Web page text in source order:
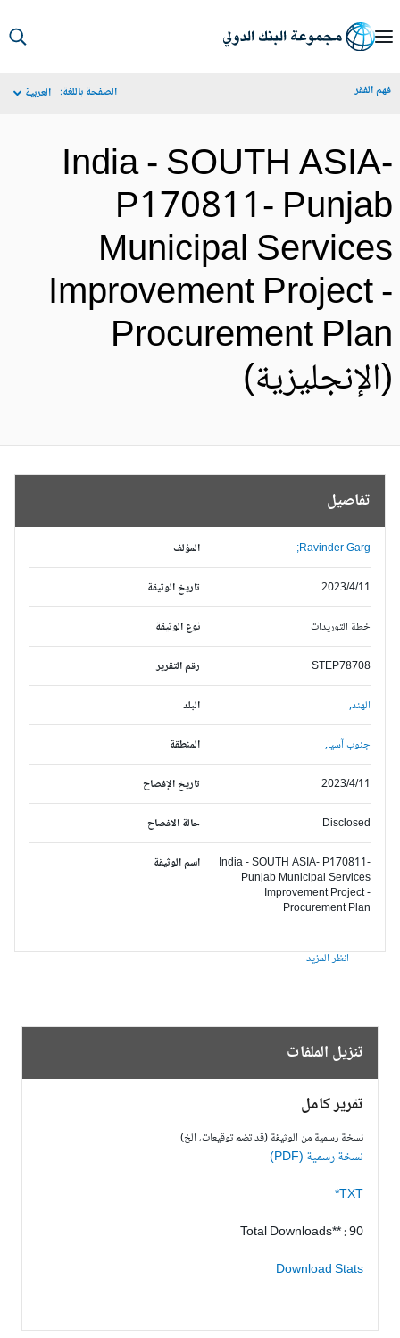
الفقر الصفحة باللغة: العربية
India - SOUTH
P170811-
Municipal
Improvement Project
Procurement
تفاصيل
المؤلف Ravinder Garg;
تاريخ الوثيقة 2023/4/11
نوع الوثيقة خطة التوريدات
رقم التقرير STEP78708
البلد الهند,
المنطقة جنوب آسيا,
تاريخ الإفصاح 2023/4/11
حالة الافصاح Disclosed
اسم الوثيقة
India - SOUTH ASIA- P170811-
Punjab Municipal Services
Improvement Project -
Procurement Plan
انظر المزيد
تنزيل الملفات
تقرير كامل
نسخة رسمية من الوثيقة (قد تضم توقيعات، الخ)
نسخة رسمية (PDF)
TXT*
Total Downloads** : 90
Download Stats